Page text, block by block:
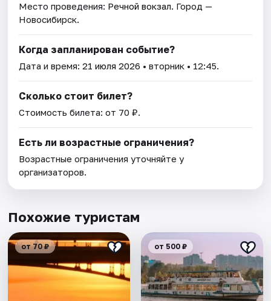
Место проведения: Речной вокзал. Город —
Новосибирск.
Когда запланирован событие?
Дата и время:21 июля 2026 • вторник • 12:45.
Сколько стоит билет?
Стоимость билета: от 70 ₽.
Есть ли возрастные ограничения?
Возрастные ограничения уточняйте у
организаторов.
Похожие туристам
от 70 ₽ от 500 ₽